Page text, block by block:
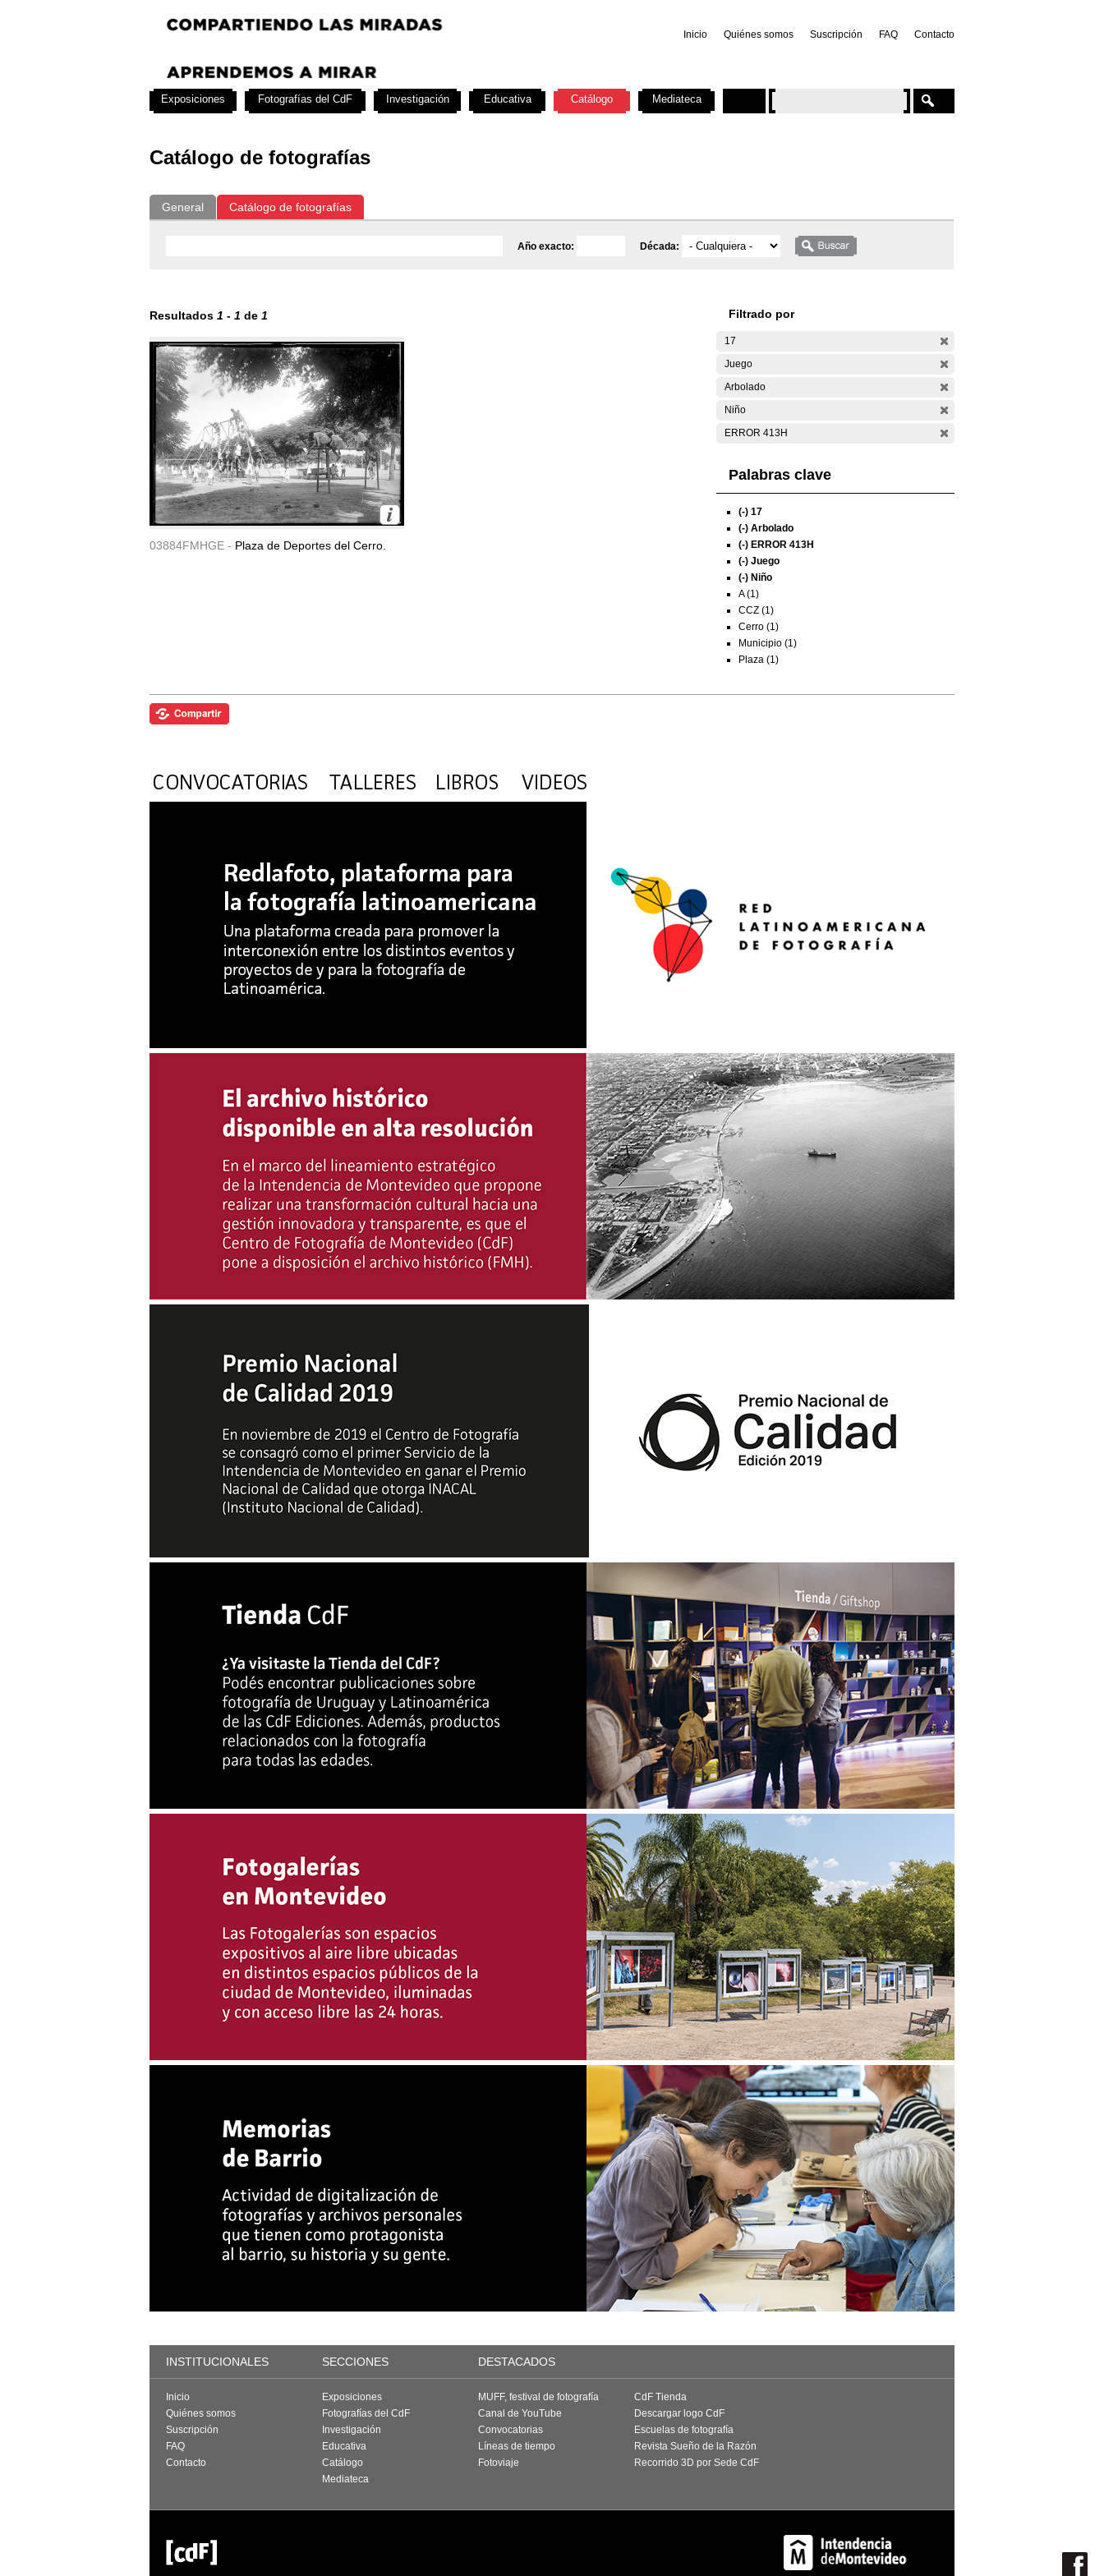
Inicio Quiénes somos Suscripción FAQ Contacto
Catálogo de fotografías
General Catálogo de fotografías
Año exacto: Década:
Resultados 1 - 1 de 1
03884FMHGE - Plaza de Deportes del Cerro.
Filtrado por
17
Juego
Arbolado
Niño
ERROR 413H
Palabras clave
(-) 17
(-) Arbolado
(-) ERROR 413H
(-) Juego
(-) Niño
A (1)
CCZ (1)
Cerro (1)
Municipio (1)
Plaza (1)
Exposiciones Fotografías del CdF Investigación Educativa Catálogo Mediateca
INSTITUCIONALES SECCIONES DESTACADOS
Inicio
Quiénes somos
Suscripción
FAQ
Contacto
Exposiciones
Fotografías del CdF
Investigación
Educativa
Catálogo
Mediateca
MUFF, festival de fotografía
Canal de YouTube
Convocatorias
Líneas de tiempo
Fotoviaje
CdF Tienda
Descargar logo CdF
Escuelas de fotografía
Revista Sueño de la Razón
Recorrido 3D por Sede CdF